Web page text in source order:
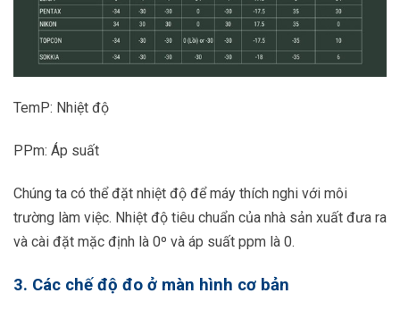
TemP: Nhiệt độ
PPm: Áp suất
Chúng ta có thể đặt nhiệt độ để máy thích nghi với môi
trường làm việc. Nhiệt độ tiêu chuẩn của nhà sản xuất đưa ra
và cài đặt mặc định là 0º và áp suất ppm là 0.
3. Các chế độ đo ở màn hình cơ bản